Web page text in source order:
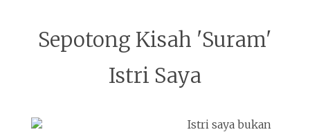
Sepotong Kisah 'Suram'
Istri Saya
Istri saya bukan